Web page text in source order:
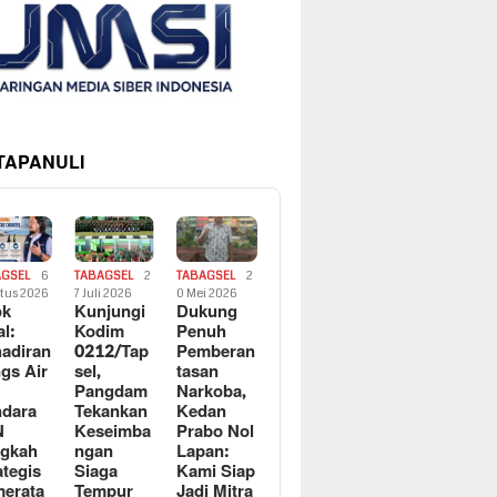
6
2026
Air
TABAGSEL
2
7 Juli 2026
Kunjungi
Kodim
0212/Tap
sel,
Pangdam
Tekankan
Keseimba
ngan
Siaga
TABAGSEL
2
0 Mei 2026
Dukung
Penuh
Pemberan
tasan
Narkoba,
Kedan
Prabo Nol
Lapan:
Kami Siap